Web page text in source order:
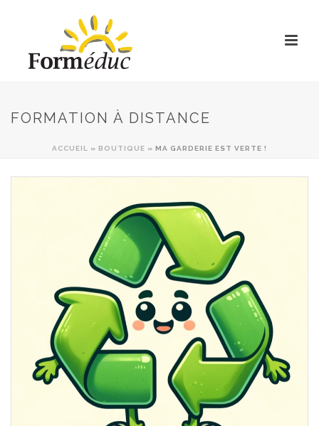
FORMATION À DISTANCE
ACCUEIL » BOUTIQUE » MA GARDERIE EST VERTE !